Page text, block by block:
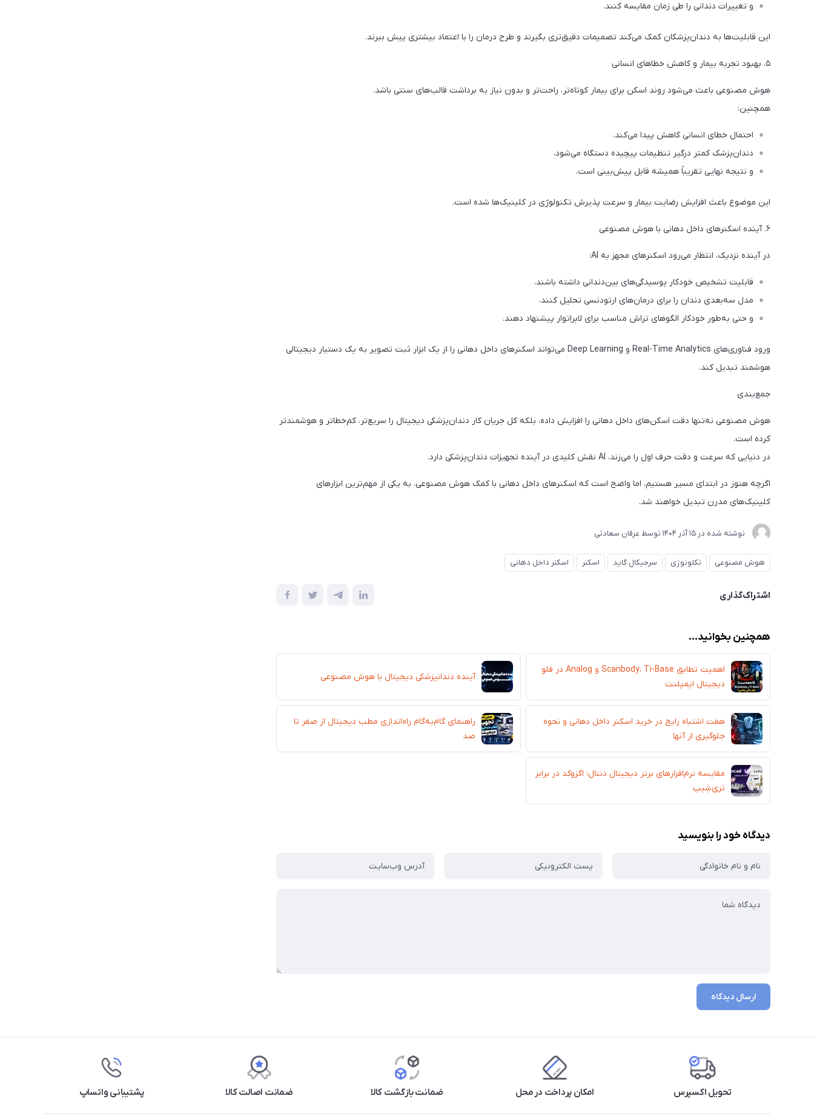
و تغییرات دندانی را طی زمان مقایسه کنند.
این قابلیت‌ها به دندان‌پزشکان کمک می‌کند تصمیمات دقیق‌تری بگیرند و طرح درمان را با اعتماد بیشتری پیش ببرند.
۵. بهبود تجربه بیمار و کاهش خطاهای انسانی
هوش مصنوعی باعث می‌شود روند اسکن برای بیمار کوتاه‌تر، راحت‌تر و بدون نیاز به برداشت قالب‌های سنتی باشد.
همچنین:
احتمال خطای انسانی کاهش پیدا می‌کند،
دندان‌پزشک کمتر درگیر تنظیمات پیچیده دستگاه می‌شود،
و نتیجه نهایی تقریباً همیشه قابل پیش‌بینی است.
این موضوع باعث افزایش رضایت بیمار و سرعت پذیرش تکنولوژی در کلینیک‌ها شده است.
۶. آینده اسکنرهای داخل دهانی با هوش مصنوعی
در آینده نزدیک، انتظار می‌رود اسکنرهای مجهز به AI:
قابلیت تشخیص خودکار پوسیدگی‌های بین‌دندانی داشته باشند،
مدل سه‌بعدی دندان را برای درمان‌های ارتودنسی تحلیل کنند،
و حتی به‌طور خودکار الگوهای تراش مناسب برای لابراتوار پیشنهاد دهند.
ورود فناوری‌های Real-Time Analytics و Deep Learning می‌تواند اسکنرهای داخل دهانی را از یک ابزار ثبت تصویر به یک دستیار دیجیتالی
هوشمند تبدیل کند.
جمع‌بندی
هوش مصنوعی نه‌تنها دقت اسکن‌های داخل دهانی را افزایش داده، بلکه کل جریان کار دندان‌پزشکی دیجیتال را سریع‌تر، کم‌خطاتر و هوشمندتر
کرده است.
در دنیایی که سرعت و دقت حرف اول را می‌زند، AI نقش کلیدی در آینده تجهیزات دندان‌پزشکی دارد.
اگرچه هنوز در ابتدای مسیر هستیم، اما واضح است که اسکنرهای داخل دهانی با کمک هوش مصنوعی، به یکی از مهم‌ترین ابزارهای
کلینیک‌های مدرن تبدیل خواهند شد.
نوشته شده در 15 آذر 1404 توسط عرفان سعادتی
هوش مصنوعی تکلونوژی سرجیکال گاید اسکنر اسکنر داخل دهانی
اشتراک‌گذاری
همچنین بخوانید...
اهمیت تطابق Scanbody، Ti-Base و Analog در فلو
دیجیتال ایمپلنت
آینده دندانپزشکی دیجیتال با هوش مصنوعی
هفت اشتباه رایج در خرید اسکنر داخل دهانی و نحوه
جلوگیری از آنها
راهنمای گام‌به‌گام راه‌اندازی مطب دیجیتال از صفر تا
صد
مقایسه نرم‌افزارهای برتر دیجیتال دنتال: اگزوکد در برابر
تری‌شِیپ
دیدگاه خود را بنویسید
ارسال دیدگاه
تحویل اکسپرس امکان پرداخت در محل ضمانت بازگشت کالا ضمانت اصالت کالا پشتیبانی واتساپ